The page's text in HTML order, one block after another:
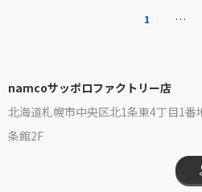
1 …
namcoサッポロファクトリー店
北海道札幌市中央区北1条東4丁目1
条館2F